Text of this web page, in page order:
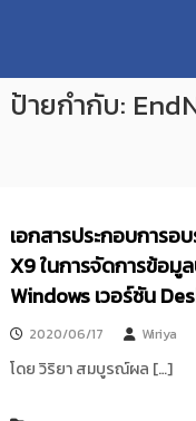
p
U
T
e
a
r
c
R
วิ
ท
ท
โ
น
ล
ร
ป้ายกำกับ:
เอกสารประกอบการอ
X9 ในการจัดการข้อมู
Windows เวอร์ชัน
2020/06/17 Wiriya
โดย วิริยา สมบูรณ์ผล […]